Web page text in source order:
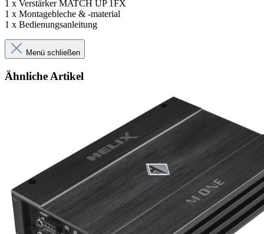
1 x Verstärker MATCH UP 1FX
1 x Montagebleche & -material
1 x Bedienungsanleitung
Menü schließen
Ähnliche Artikel